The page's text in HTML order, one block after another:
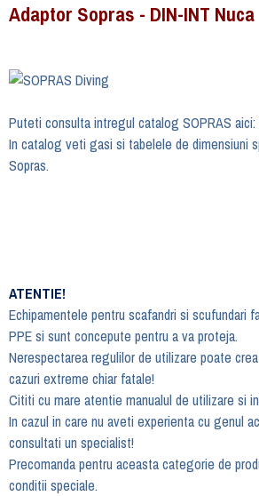
Adaptor Sopras - DIN-INT Nuca
Puteti consulta intregul catalog SOPRAS aici:
In catalog veti gasi si tabelele de dimensiuni
Sopras.
ATENTIE!
Echipamentele pentru scafandri si scufundari
PPE si sunt concepute pentru a va proteja.
Nerespectarea regulilor de utilizare poate
cazuri extreme chiar fatale!
Cititi cu mare atentie manualul de utilizare si
In cazul in care nu aveti experienta cu genul
consultati un specialist!
Precomanda pentru aceasta categorie de
conditii speciale.